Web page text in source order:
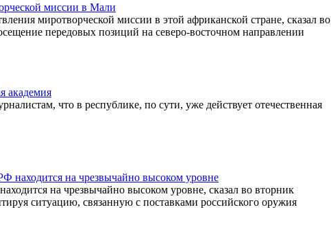
миссии в Мали
миротворческой миссии в этой африканской стране, сказал во
передовых позиций на северо-восточном направлении
академия
что в республике, по сути, уже действует отечественная
находится на чрезвычайно высоком уровне
на чрезвычайно высоком уровне, сказал во вторник
ситуацию, связанную с поставками российского оружия